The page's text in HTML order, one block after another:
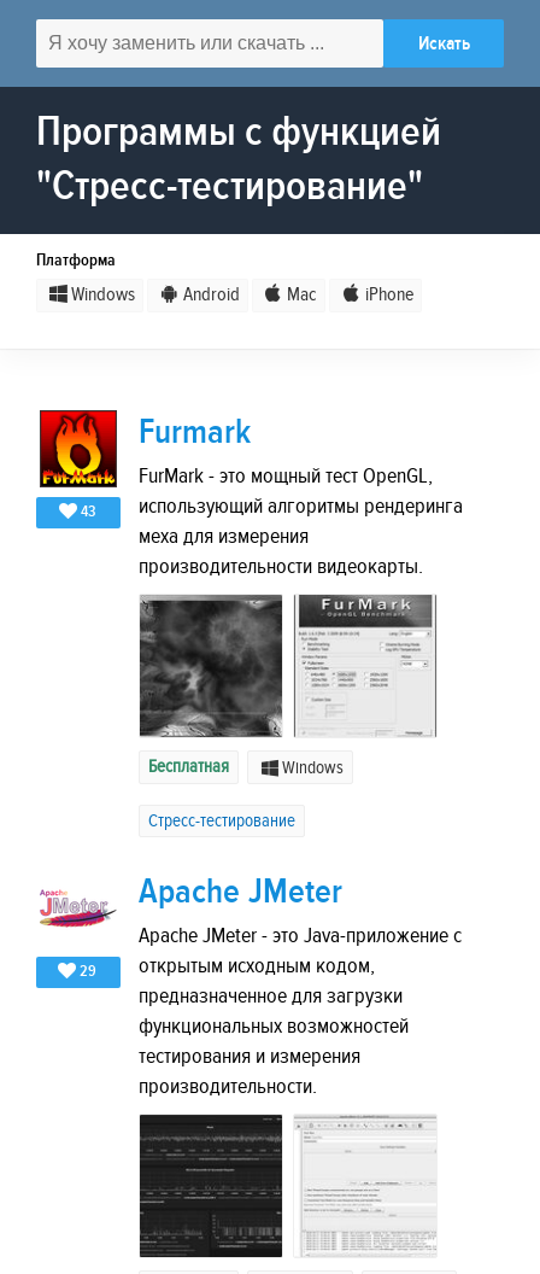
Программы с функцией
"Стресс-тестирование"
Платформа
Windows Android Mac iPhone
43
Furmark
FurMark - это мощный тест OpenGL,
использующий алгоритмы рендеринга
меха для измерения
производительности видеокарты.
Бесплатная Windows
Стресс-тестирование
29
Apache JMeter
Apache JMeter - это Java-приложение с
открытым исходным кодом,
предназначенное для загрузки
функциональных возможностей
тестирования и измерения
производительности.